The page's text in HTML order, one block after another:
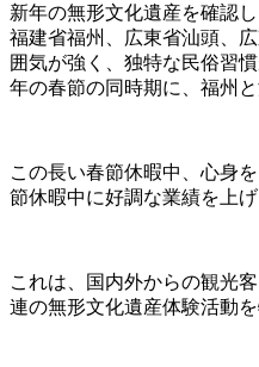
新年の無形文化遺産を確認
福建省福州、広東省汕頭、
囲気が強く、独特な民俗習
年の春節の同時期に、福州
この長い春節休暇中、心身
節休暇中に好調な業績を上
これは、国内外からの観光
連の無形文化遺産体験活動